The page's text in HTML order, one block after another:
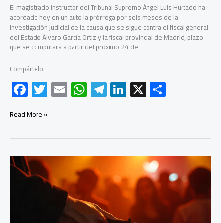
El magistrado instructor del Tribunal Supremo Ángel Luis Hurtado ha
acordado hoy en un auto la prórroga por seis meses de la
investigación judicial de la causa que se sigue contra el fiscal general
del Estado Álvaro García Ortiz y la fiscal provincial de Madrid, plazo
que se computará a partir del próximo 24 de
Compártelo
F
ac
e
b
o
ok
T
wi
er
E
m
W
h
s
A
p
p
Te
le
a
m
Li
nk
dI
n
X
p
ar
tir
El
causa
contra
Read More »